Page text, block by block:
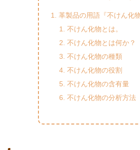
革製品の用語『不けん化
不けん化物とは。
不けん化物とは何か？
不けん化物の種類
不けん化物の役割
不けん化物の含有量
不けん化物の分析方法